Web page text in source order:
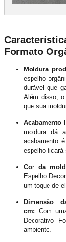
Formato
Moldura
espelho
durável que
Além disso, o
que sua
Acabamento
moldura dá
acabamento
espelho ficará
Cor da
Espelho
um toque de
Dimensão
cm: Com
Decorativo
ambiente.